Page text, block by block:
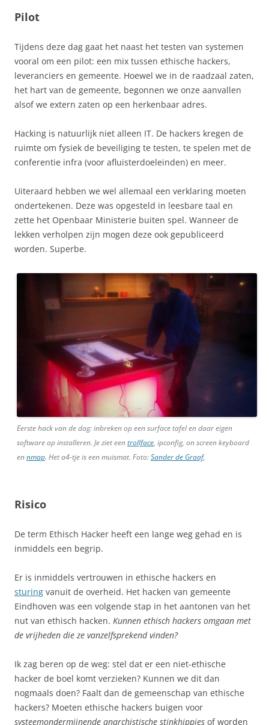
Pilot
Tijdens deze dag gaat het naast het testen van systemen
vooral om een pilot: een mix tussen ethische hackers,
leveranciers en gemeente. Hoewel we in de raadzaal zaten,
het hart van de gemeente, begonnen we onze aanvallen
alsof we extern zaten op een herkenbaar adres.
Hacking is natuurlijk niet alleen IT. De hackers kregen de
ruimte om fysiek de beveiliging te testen, te spelen met de
conferentie infra (voor afluisterdoeleinden) en meer.
Uiteraard hebben we wel allemaal een verklaring moeten
ondertekenen. Deze was opgesteld in leesbare taal en
zette het Openbaar Ministerie buiten spel. Wanneer de
lekken verholpen zijn mogen deze ook gepubliceerd
worden. Superbe.
Eerste hack van de dag: inbreken op een surface tafel en daar eigen
software op installeren. Je ziet eentrollface, ipconfig, on screen keyboard
ennmap. Het a4-tje is een muismat. Foto:Sander de Graaf.
Risico
De term Ethisch Hacker heeft een lange weg gehad en is
inmiddels een begrip.
Er is inmiddels vertrouwen in ethische hackers en
sturing vanuit de overheid. Het hacken van gemeente
Eindhoven was een volgende stap in het aantonen van het
nut van ethisch hacken. Kunnen ethisch hackers omgaan met
de vrijheden die ze vanzelfsprekend vinden?
Ik zag beren op de weg: stel dat er een niet-ethische
hacker de boel komt verzieken? Kunnen we dit dan
nogmaals doen? Faalt dan de gemeenschap van ethische
hackers? Moeten ethische hackers buigen voor
systeemondermijnende anarchistische stinkhippies of worden